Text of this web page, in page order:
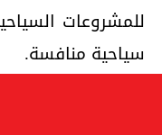
للمشروعات
سياحية منافسة.